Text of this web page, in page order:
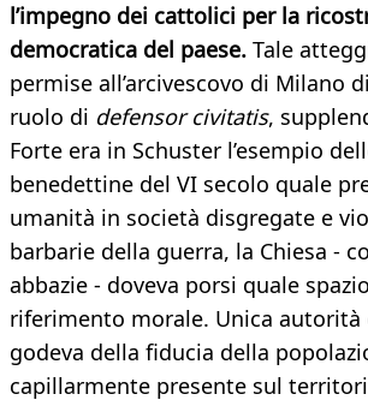
l’impegno dei cattolici per la
democratica del paese. Tale
permise all’arcivescovo di Milano
ruolo di defensor civitatis,
Forte era in Schuster l’esempio
benedettine del VI secolo quale
umanità in società disgregate e
barbarie della guerra, la Chiesa -
abbazie - doveva porsi quale
riferimento morale. Unica
godeva della fiducia della
capillarmente presente sul